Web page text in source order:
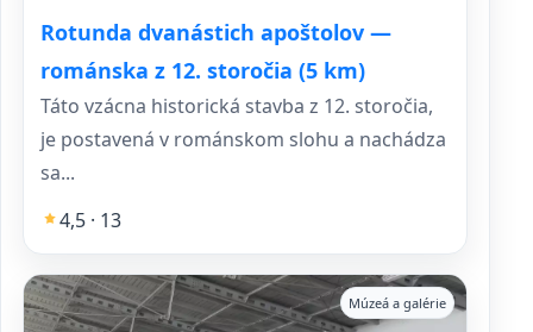
Rotunda dvanástich apoštolov —
románska z 12. storočia (5 km)
Táto vzácna historická stavba z 12. storočia,
je postavená v románskom slohu a nachádza
sa...
4,5 · 13
Múzeá a galérie